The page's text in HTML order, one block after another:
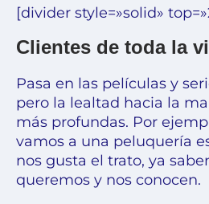
[divider style=»solid»
Clientes de toda la
Pasa en las películas y
pero la lealtad hacia la
más profundas. Por
vamos a una peluquería
nos gusta el trato, ya
queremos y nos conocen.